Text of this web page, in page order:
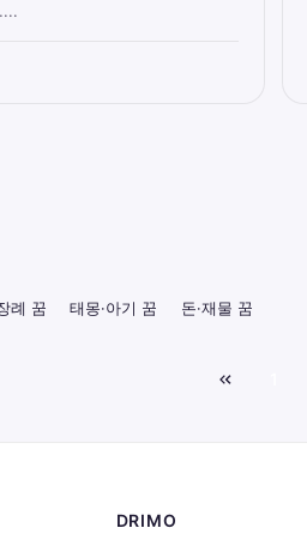
례 꿈 태몽·아기 꿈 돈·재물 꿈
DRIMO